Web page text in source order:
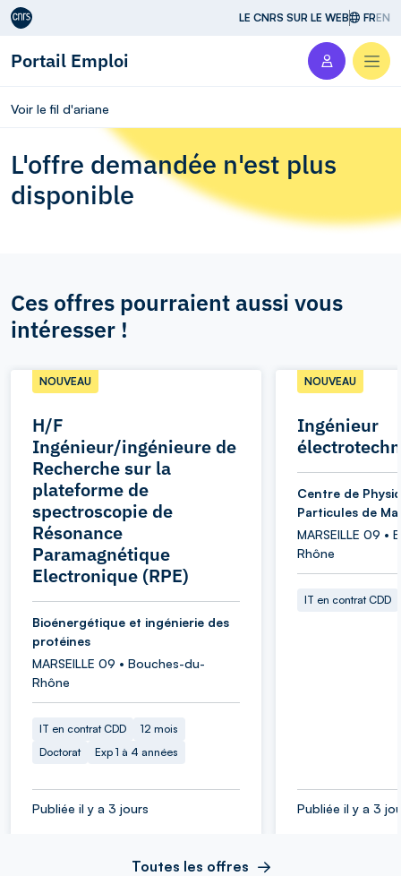
Aller au contenu LE CNRS SUR LE WEB FREN
Portail Emploi
Voir le fil d'ariane
L'offre demandée n'est plus
disponible
Ces offres pourraient aussi vous
intéresser !
H/F
Ingénieur/ingénieure de
Recherche sur la
plateforme de
spectroscopie de
Résonance
Paramagnétique
Electronique (RPE)
NOUVEAU
Bioénergétique et ingénierie des
protéines
MARSEILLE 09 • Bouches-du-
Rhône
IT en contrat CDD
12 mois
Doctorat
Exp 1 à 4 années
Publiée il y a 3 jours
Ingénieur
NOUVEAU
Centre de
Particules de
MARSEILLE 09 •
Rhône
IT en contrat CDD
Publiée il y a 3
Toutes les offres